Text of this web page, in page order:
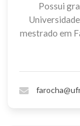
Possui
mestrado em